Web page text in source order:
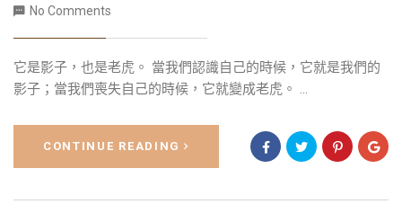
No Comments
它是影子，也是老虎。 當我們認識自己的時候，它就是我們的
影子；當我們喪失自己的時候，它就變成老虎。 ...
CONTINUE READING